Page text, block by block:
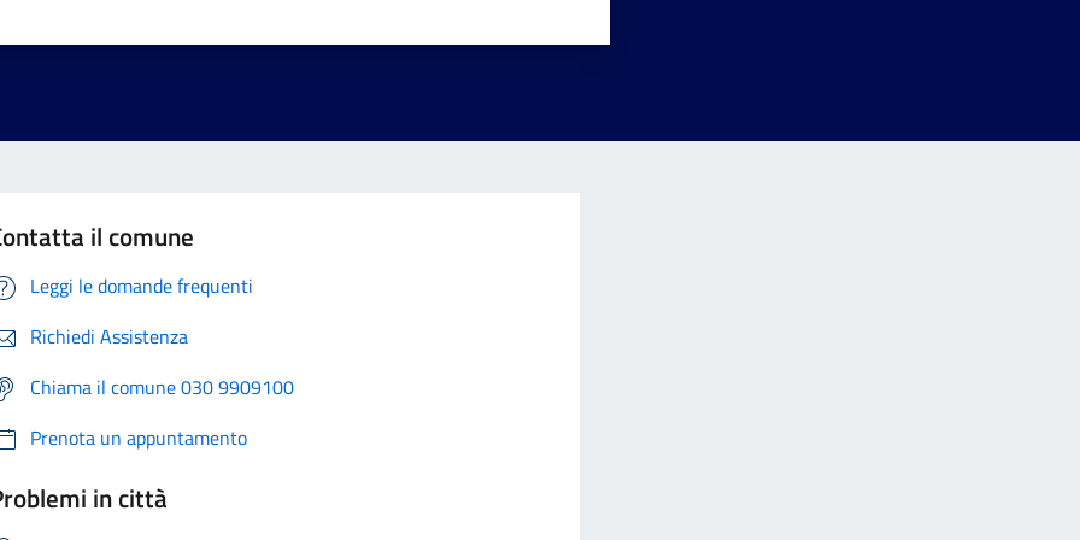
il comune
Leggi le domande frequenti
Richiedi Assistenza
Chiama il comune 030 9909100
Prenota un appuntamento
in città